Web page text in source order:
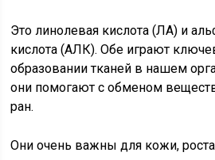
Это линолевая кислота (ЛА) и
кислота (АЛК). Обе играют
образовании тканей в нашем
они помогают с обменом
ран.
Они очень важны для кожи,